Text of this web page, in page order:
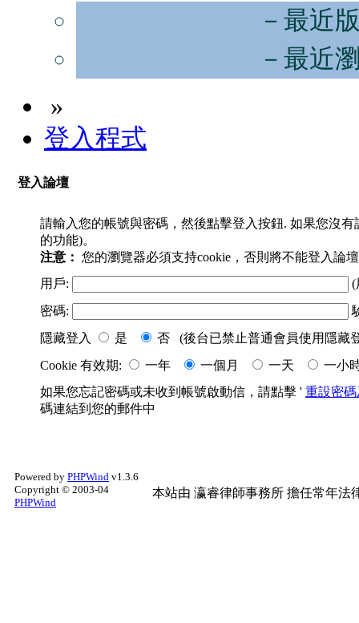
－最近
－最近
»
登入程式
登入論壇
請輸入您的帳號與密碼，然後點擊登入按鈕. 如果您沒
的功能)。
注意： 您的瀏覽器必須支持cookie，否則將不能登入論
用戶:
(
密碼:
隱藏登入
是
否 (後台已禁止普通會員使用隱藏
Cookie 有效期:
一年 一個月 一天
一小
如果您忘記密碼或未收到帳號啟動信，請點擊 ' 重設密
碼連結到您的郵件中
Powered by PHPWind v1.3.6
Copyright © 2003-04
PHPWind
本站由 瀛睿律師事務所 擔任常年法